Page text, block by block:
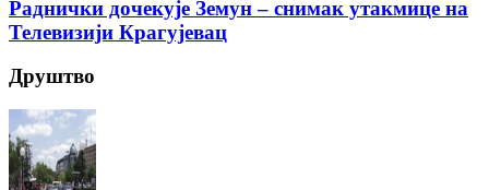
Раднички дочекује Земун – снимак утакмице на
Телевизији Крагујевац
Друштво